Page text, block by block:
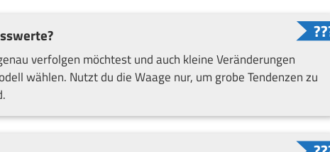
verfolgen möchtest und auch kleine Veränderungen
wählen. Nutzt du die Waage nur, um grobe Tendenzen zu